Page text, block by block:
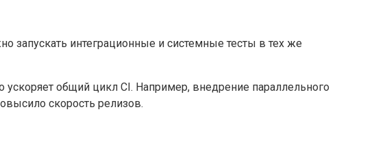
запускать интеграционные и системные тесты в тех же
общий цикл CI. Например, внедрение параллельного
скорость релизов.